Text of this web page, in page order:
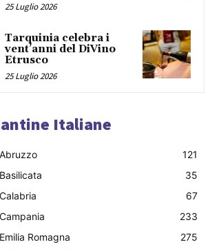
25 Luglio 2026
Tarquinia celebra i
vent’anni del DiVino
Etrusco
25 Luglio 2026
Italiane
Abruzzo
121
Basilicata
35
Calabria
67
Campania
233
Emilia Romagna
275